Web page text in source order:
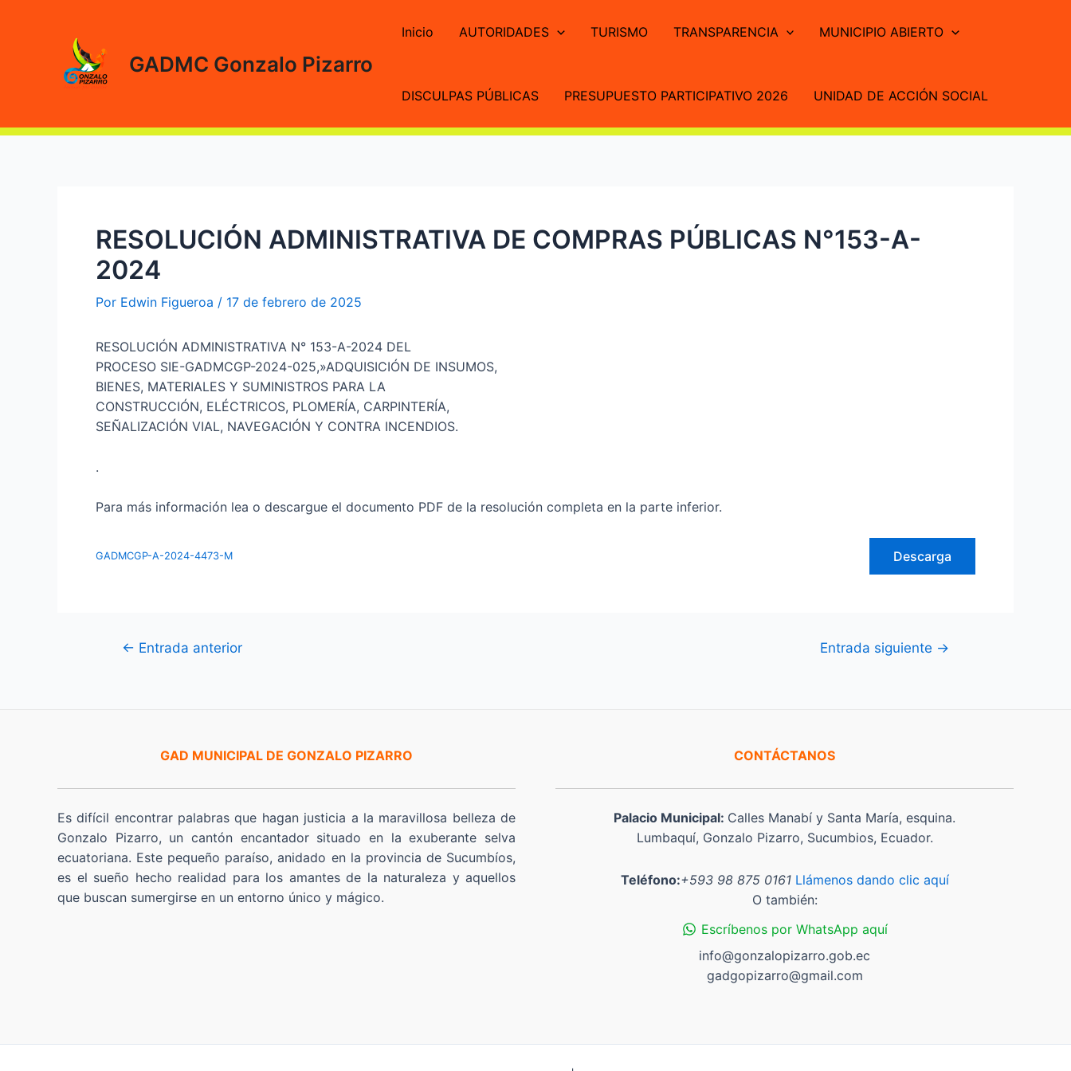
GADMC Gonzalo Pizarro
Inicio AUTORIDADES TURISMO TRANSPARENCIA MUNICIPIO ABIERTO
DISCULPAS PÚBLICAS PRESUPUESTO PARTICIPATIVO 2026 UNIDAD DE ACCIÓN SOCIAL
RESOLUCIÓN ADMINISTRATIVA DE COMPRAS PÚBLICAS N°153-A-
2024
Por Edwin Figueroa / 17 de febrero de 2025
RESOLUCIÓN ADMINISTRATIVA N° 153-A-2024 DEL
PROCESO SIE-GADMCGP-2024-025,»ADQUISICIÓN DE INSUMOS,
BIENES, MATERIALES Y SUMINISTROS PARA LA
CONSTRUCCIÓN, ELÉCTRICOS, PLOMERÍA, CARPINTERÍA,
SEÑALIZACIÓN VIAL, NAVEGACIÓN Y CONTRA INCENDIOS.
.
Para más información lea o descargue el documento PDF de la resolución completa en la parte inferior.
GADMCGP-A-2024-4473-M Descarga
Navegación
← Entrada anterior Entrada siguiente →
GAD MUNICIPAL DE GONZALO PIZARRO
Es difícil encontrar palabras que hagan justicia a la maravillosa belleza de
Gonzalo Pizarro, un cantón encantador situado en la exuberante selva
ecuatoriana. Este pequeño paraíso, anidado en la provincia de Sucumbíos,
es el sueño hecho realidad para los amantes de la naturaleza y aquellos
que buscan sumergirse en un entorno único y mágico.
CONTÁCTANOS
Palacio Municipal: Calles Manabí y Santa María, esquina.
Lumbaquí, Gonzalo Pizarro, Sucumbios, Ecuador.
Teléfono:+593 98 875 0161 Llámenos dando clic aquí
O también:
Escríbenos por WhatsApp aquí
info@gonzalopizarro.gob.ec
gadgopizarro@gmail.com